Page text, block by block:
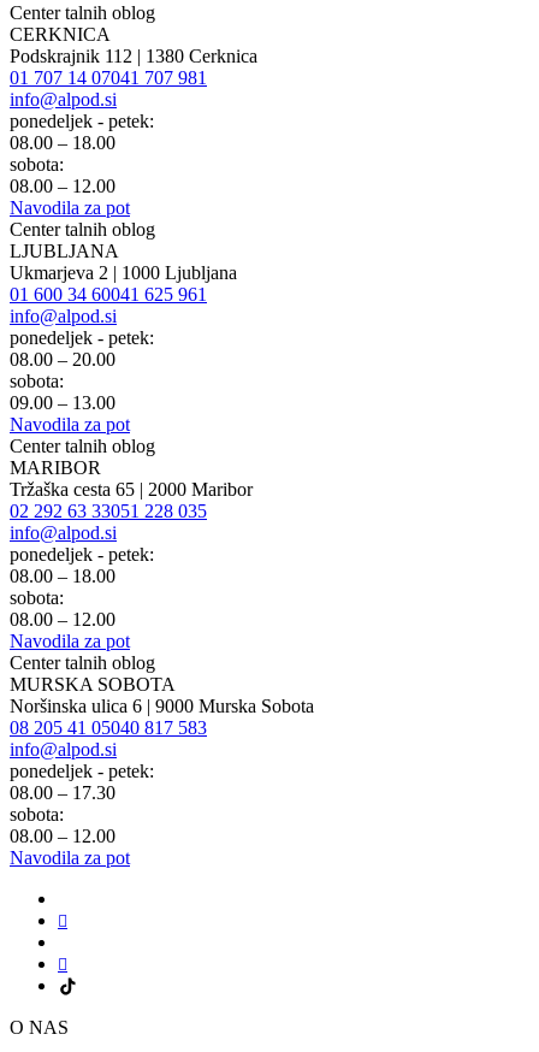
Center talnih oblog
CERKNICA
Podskrajnik 112 | 1380 Cerknica
01 707 14 07041 707 981
info@alpod.si
ponedeljek - petek:
08.00 – 18.00
sobota:
08.00 – 12.00
Navodila za pot
Center talnih oblog
LJUBLJANA
Ukmarjeva 2 | 1000 Ljubljana
01 600 34 60041 625 961
info@alpod.si
ponedeljek - petek:
08.00 – 20.00
sobota:
09.00 – 13.00
Navodila za pot
Center talnih oblog
MARIBOR
Tržaška cesta 65 | 2000 Maribor
02 292 63 33051 228 035
info@alpod.si
ponedeljek - petek:
08.00 – 18.00
sobota:
08.00 – 12.00
Navodila za pot
Center talnih oblog
MURSKA SOBOTA
Noršinska ulica 6 | 9000 Murska Sobota
08 205 41 05040 817 583
info@alpod.si
ponedeljek - petek:
08.00 – 17.30
sobota:
08.00 – 12.00
Navodila za pot
O NAS